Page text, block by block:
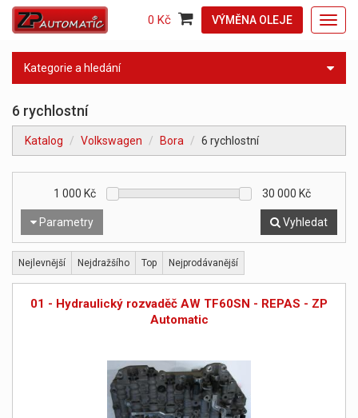
VÝMĚNA OLEJE
0 Kč
Kategorie a hledání
6 rychlostní
Katalog Volkswagen Bora 6 rychlostní
Parametry
1 000 Kč 30 000 Kč
Vyhledat
Nejlevnější Nejdražšího Top Nejprodávanější
01 - Hydraulický rozvaděč AW TF60SN - REPAS - ZP
Automatic